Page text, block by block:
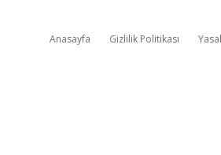
Anasayfa Gizlilik Politikası